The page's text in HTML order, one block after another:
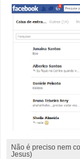
Não é preciso nem
Jesus)